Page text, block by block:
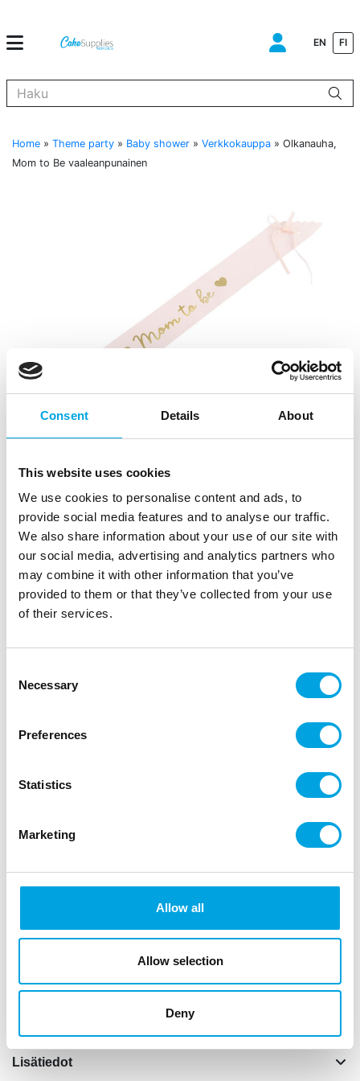
Consent Details About
This website uses cookies
We use cookies to personalise content and ads, to
provide social media features and to analyse our traffic.
We also share information about your use of our site with
our social media, advertising and analytics partners who
may combine it with other information that you’ve
provided to them or that they’ve collected from your use
of their services.
Selection
Necessary
Preferences
Statistics
Marketing
Allow all
Allow selection
Deny
EN FI
Home » Theme party » Baby shower » Verkkokauppa » Olkanauha,
Mom to Be vaaleanpunainen
Olkanauha, Mom to Be vaaleanpunainen
Tuotetunnus (SKU): SBS1-081B Tuotemerkki:PARTYDECO
| EAN: 5904555015135 | Pakkauskoko: 12 |
Myyntiyksikkö: 6
Kaunis satiininauha tulevalle äidille!
Kuvaus
nt
nt
tekstin väri: kulta
nauhan pituus 75cm
nauhan leveys 9,5cm
materiaali 100% polyesteria
Lisätiedot